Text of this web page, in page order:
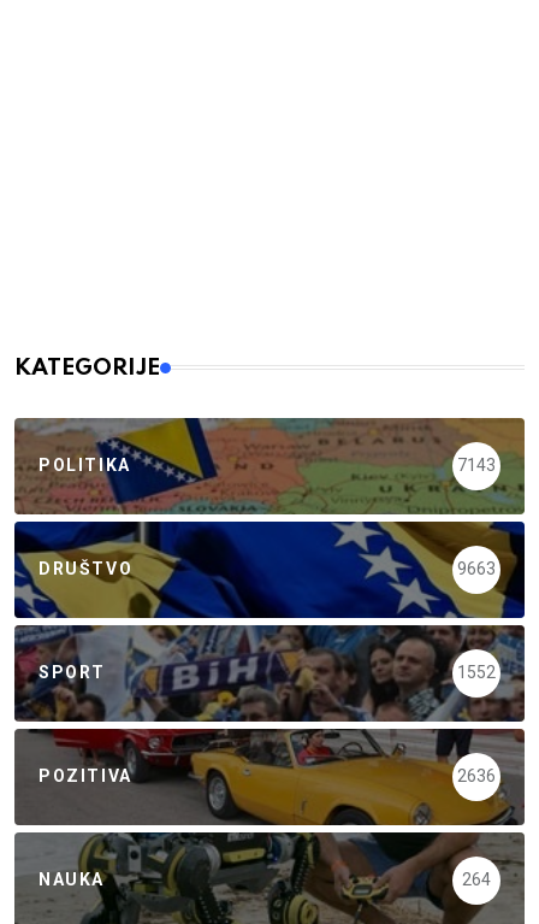
KATEGORIJE
POLITIKA 7143
DRUŠTVO 9663
SPORT 1552
POZITIVA 2636
NAUKA 264